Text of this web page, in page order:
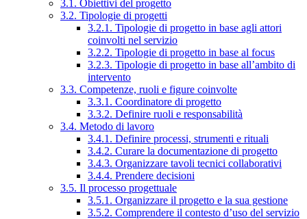
3.1. Obiettivi del progetto
3.2. Tipologie di progetti
3.2.1. Tipologie di progetto in base agli attori
coinvolti nel servizio
3.2.2. Tipologie di progetto in base al focus
3.2.3. Tipologie di progetto in base all’ambito di
intervento
3.3. Competenze, ruoli e figure coinvolte
3.3.1. Coordinatore di progetto
3.3.2. Definire ruoli e responsabilità
3.4. Metodo di lavoro
3.4.1. Definire processi, strumenti e rituali
3.4.2. Curare la documentazione di progetto
3.4.3. Organizzare tavoli tecnici collaborativi
3.4.4. Prendere decisioni
3.5. Il processo progettuale
3.5.1. Organizzare il progetto e la sua gestione
3.5.2. Comprendere il contesto d’uso del servizio